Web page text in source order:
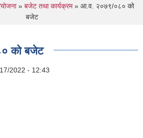
» बजेट तथा कार्यक्रम» आ.व. २०७९/०८० को
बजेट
को बजेट
2022 - 12:43